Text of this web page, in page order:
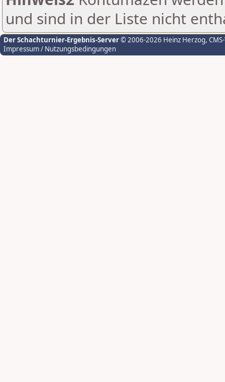
und sind in der Liste nicht
Der Schachturnier-Ergebnis-Server© 2006-2026 Heinz Herzog,
Impressum / Nutzungsbedingungen